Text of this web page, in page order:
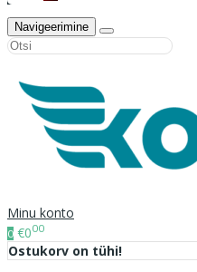
Navigeerimine
Minu konto
0 €000
Ostukorv on tühi!